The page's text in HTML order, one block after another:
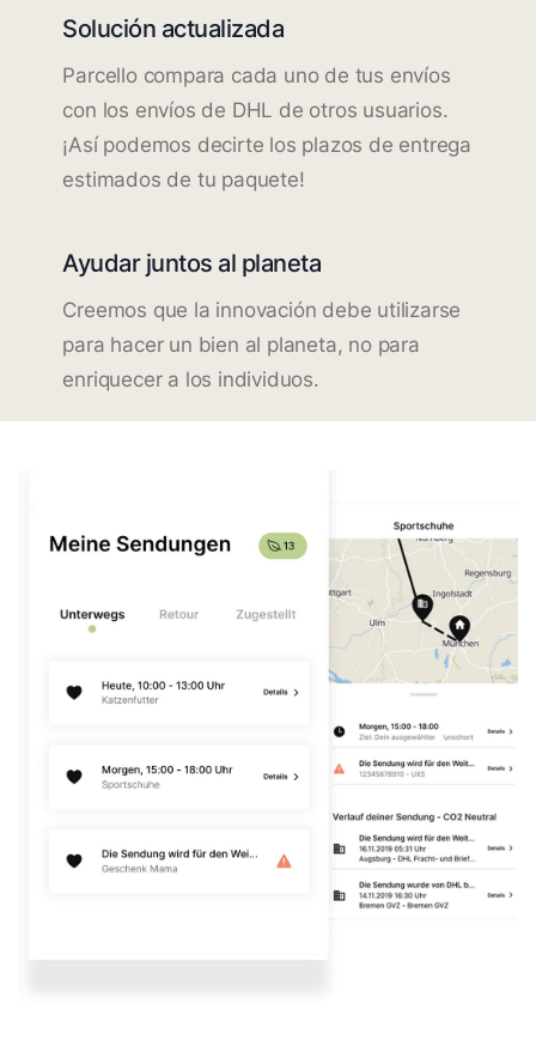
Solución actualizada
Parcello compara cada uno de tus envíos
con los envíos de DHL de otros usuarios.
¡Así podemos decirte los plazos de entrega
estimados de tu paquete!
Ayudar juntos al planeta
Creemos que la innovación debe utilizarse
para hacer un bien al planeta, no para
enriquecer a los individuos.